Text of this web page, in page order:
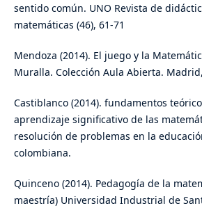
sentido común. UNO Revista de
matemáticas (46), 61-71
Mendoza (2014). El juego y la
Muralla. Colección Aula Abierta.
Castiblanco (2014). fundamentos
aprendizaje significativo de las
resolución de problemas en la
colombiana.
Quinceno (2014). Pedagogía de la
maestría) Universidad Industrial de